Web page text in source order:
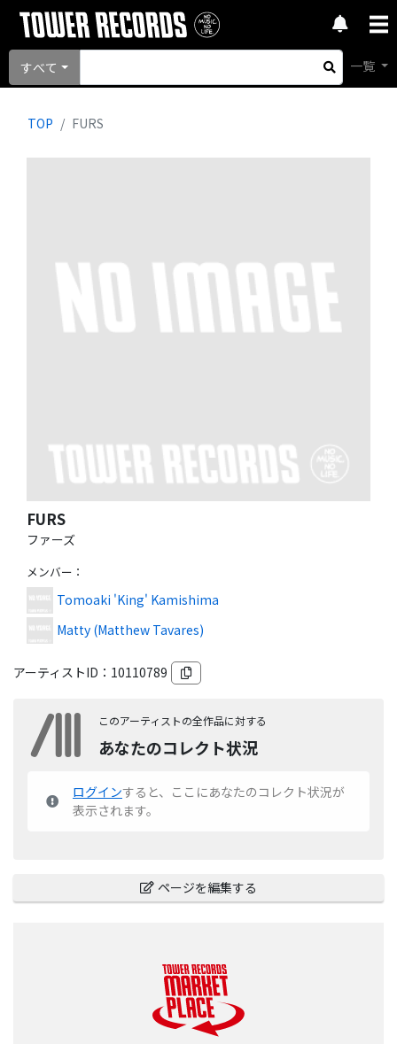
すべて 一覧
TOP FURS
FURS
ファーズ
メンバー ：
Tomoaki 'King' Kamishima
Matty (Matthew Tavares)
アーティストID： 10110789
このアーティストの全作品に対する
あなたのコレクト状況
ログインすると、ここにあなたのコレクト状況が
表示されます。
ページを編集する